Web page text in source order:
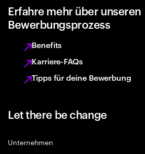
Erfahre mehr über unseren
Bewerbungsprozess
Benefits
Karriere-FAQs
Tipps für deine Bewerbung
Let there be change
Unternehmen